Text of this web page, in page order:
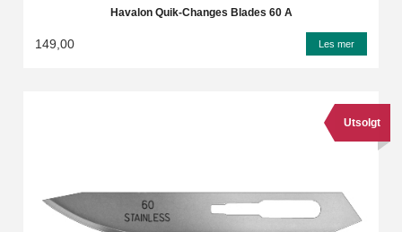
Havalon Quik-Changes Blades 60 A
149,00 Les mer
Utsolgt